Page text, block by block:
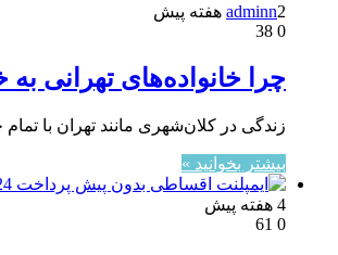
adminn2 هفته پیش
0
چرا خانواده‌های تهرانی
زندگی در کلان‌شهری مانند تهران با
بیشتر بخوانید »
4 هفته پیش
0